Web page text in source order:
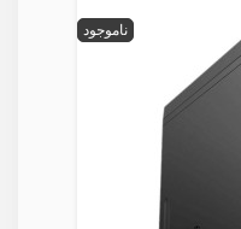
ناموجود